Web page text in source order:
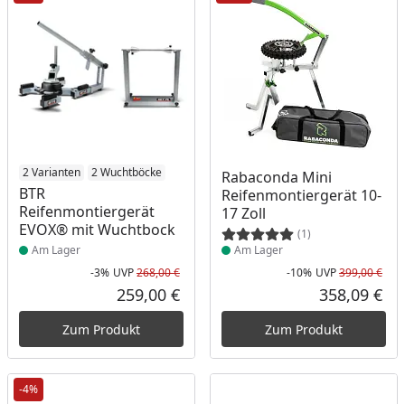
2 Varianten 2 Wuchtböcke
BTR
Reifenmontiergerät
EVOX® mit Wuchtbock
Produkt am Lager
Am Lager
Rabatt in Prozent
-3%
Ursprünglicher Preis
UVP268,00 €
Aktueller Preis
259,00 €
Zum Produkt
Rabaconda Mini
Reifenmontiergerät 10-
17 Zoll
(1)
Produkt am Lager
Am Lager
-10% UVP399,00 €
358,09 €
Zum Produkt
-4%